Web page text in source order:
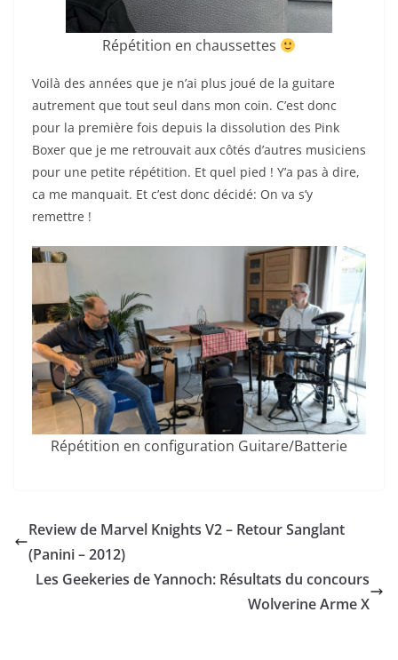
Répétition en chaussettes
Voilà des années que je n’ai plus joué de la guitare
autrement que tout seul dans mon coin. C’est donc
pour la première fois depuis la dissolution des Pink
Boxer que je me retrouvait aux côtés d’autres musiciens
pour une petite répétition. Et quel pied ! Y’a pas à dire,
ca me manquait. Et c’est donc décidé: On va s’y
remettre !
Répétition en configuration Guitare/Batterie
Review de Marvel Knights V2 – Retour Sanglant
(Panini – 2012)
Les Geekeries de Yannoch: Résultats du concours
Wolverine Arme X